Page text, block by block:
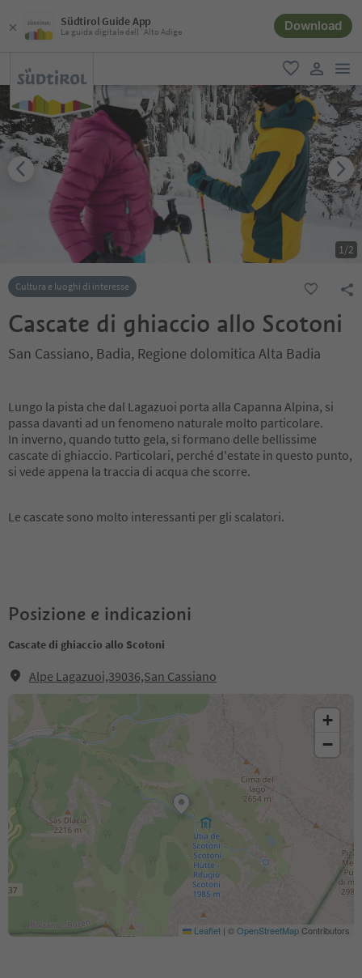
Südtirol Guide App
La guida digitale dell´Alto Adige Download
favoriti
user link
1/2
Cultura e luoghi di interesse
Cascate di ghiaccio allo Scotoni
San Cassiano, Badia, Regione dolomitica Alta Badia
Lungo la pista che dal Lagazuoi porta alla Capanna Alpina, si
passa davanti ad un fenomeno naturale molto particolare.
In inverno, quando tutto gela, si formano delle bellissime
cascate di ghiaccio. Particolari, perché d'estate in questo punto,
si vede appena la traccia di acqua che scorre.
Le cascate sono molto interessanti per gli scalatori.
Posizione e indicazioni
Cascate di ghiaccio allo Scotoni
Alpe Lagazuoi,39036,San Cassiano
+
−
Leaflet | ©OpenStreetMapContributors